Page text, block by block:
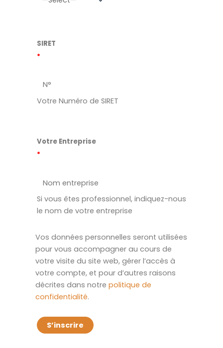
SIRET
*
Votre Numéro de SIRET
Votre Entreprise
*
Si vous êtes professionnel, indiquez-nous
le nom de votre entreprise
Vos données personnelles seront utilisées
pour vous accompagner au cours de
votre visite du site web, gérer l’accès à
votre compte, et pour d’autres raisons
décrites dans notre politique de
confidentialité.
S’inscrire